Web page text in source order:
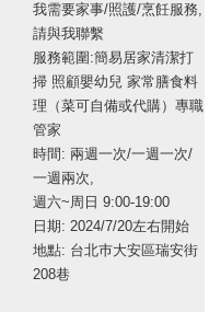
我需要家事/照護/烹飪服務,
請與我聯繫
服務範圍:簡易居家清潔打
掃 照顧嬰幼兒 家常膳食料
理（菜可自備或代購）專職
管家
時間: 兩週一次/一週一次/
一週兩次,
週六~周日 9:00-19:00
日期: 2024/7/20左右開始
地點: 台北巿大安區瑞安街
208巷